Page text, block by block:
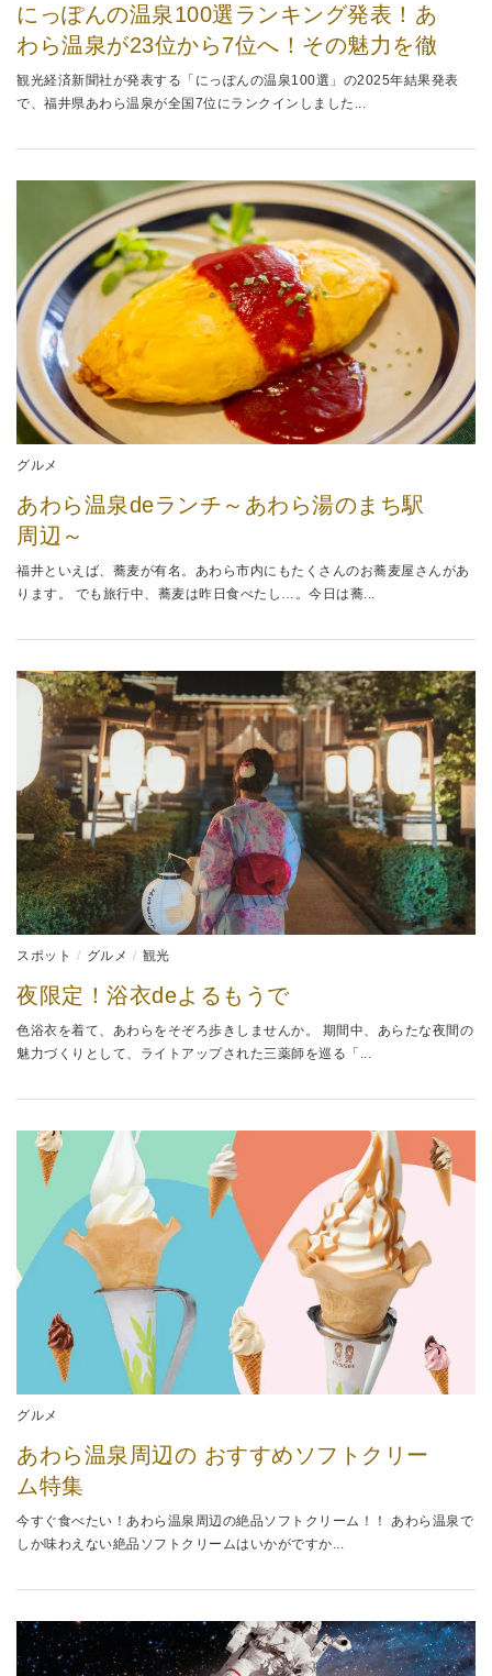
にっぽんの温泉100選ランキング発表！あ
わら温泉が23位から7位へ！その魅力を徹
観光経済新聞社が発表する「にっぽんの温泉100選」の2025年結果発表
で、福井県あわら温泉が全国7位にランクインしました...
グルメ
あわら温泉deランチ～あわら湯のまち駅
周辺～
福井といえば、蕎麦が有名。あわら市内にもたくさんのお蕎麦屋さんがあ
ります。 でも旅行中、蕎麦は昨日食べたし…。今日は蕎...
スポット グルメ 観光
夜限定！浴衣deよるもうで
色浴衣を着て、あわらをそぞろ歩きしませんか。 期間中、あらたな夜間の
魅力づくりとして、ライトアップされた三薬師を巡る「...
グルメ
あわら温泉周辺の おすすめソフトクリー
ム特集
今すぐ食べたい！あわら温泉周辺の絶品ソフトクリーム！！ あわら温泉で
しか味わえない絶品ソフトクリームはいかがですか...